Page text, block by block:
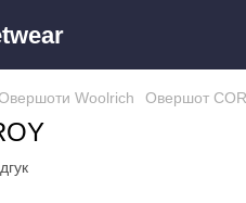
Woolrich Овершот